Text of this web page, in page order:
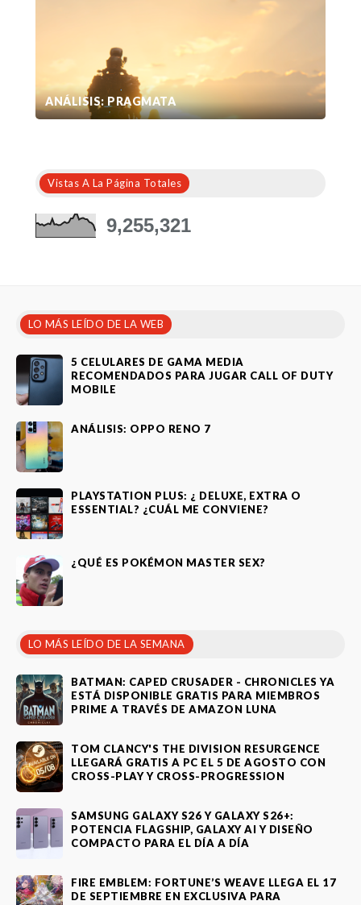
ANÁLISIS: PRAGMATA
Vistas A La Página Totales
9,255,321
LO MÁS LEÍDO DE LA WEB
5 CELULARES DE GAMA MEDIA
RECOMENDADOS PARA JUGAR CALL OF DUTY
MOBILE
ANÁLISIS: OPPO RENO 7
PLAYSTATION PLUS: ¿ DELUXE, EXTRA O
ESSENTIAL? ¿CUÁL ME CONVIENE?
¿QUÉ ES POKÉMON MASTER SEX?
LO MÁS LEÍDO DE LA SEMANA
BATMAN: CAPED CRUSADER - CHRONICLES YA
ESTÁ DISPONIBLE GRATIS PARA MIEMBROS
PRIME A TRAVÉS DE AMAZON LUNA
TOM CLANCY'S THE DIVISION RESURGENCE
LLEGARÁ GRATIS A PC EL 5 DE AGOSTO CON
CROSS-PLAY Y CROSS-PROGRESSION
SAMSUNG GALAXY S26 Y GALAXY S26+:
POTENCIA FLAGSHIP, GALAXY AI Y DISEÑO
COMPACTO PARA EL DÍA A DÍA
FIRE EMBLEM: FORTUNE’S WEAVE LLEGA EL 17
DE SEPTIEMBRE EN EXCLUSIVA PARA